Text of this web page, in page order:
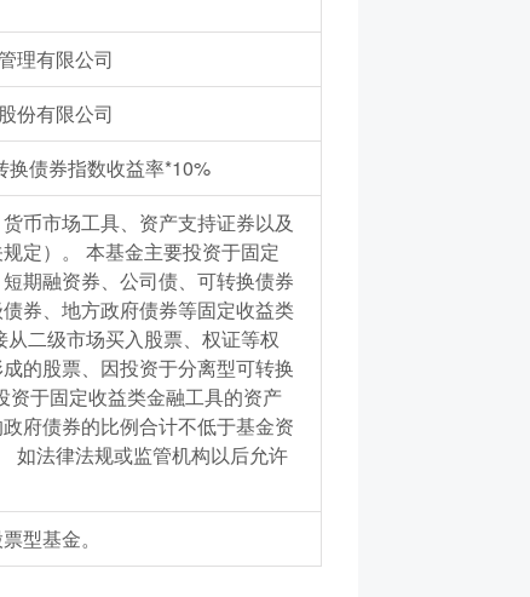
理有限公司
份有限公司
换债券指数收益率*10%
币市场工具、资产支持证券以及
定）。 本基金主要投资于固定
期融资券、公司债、可转换债券
券、地方政府债券等固定收益类
二级市场买入股票、权证等权
的股票、因投资于分离型可转换
于固定收益类金融工具的资产
府债券的比例合计不低于基金资
如法律法规或监管机构以后允许
型基金。